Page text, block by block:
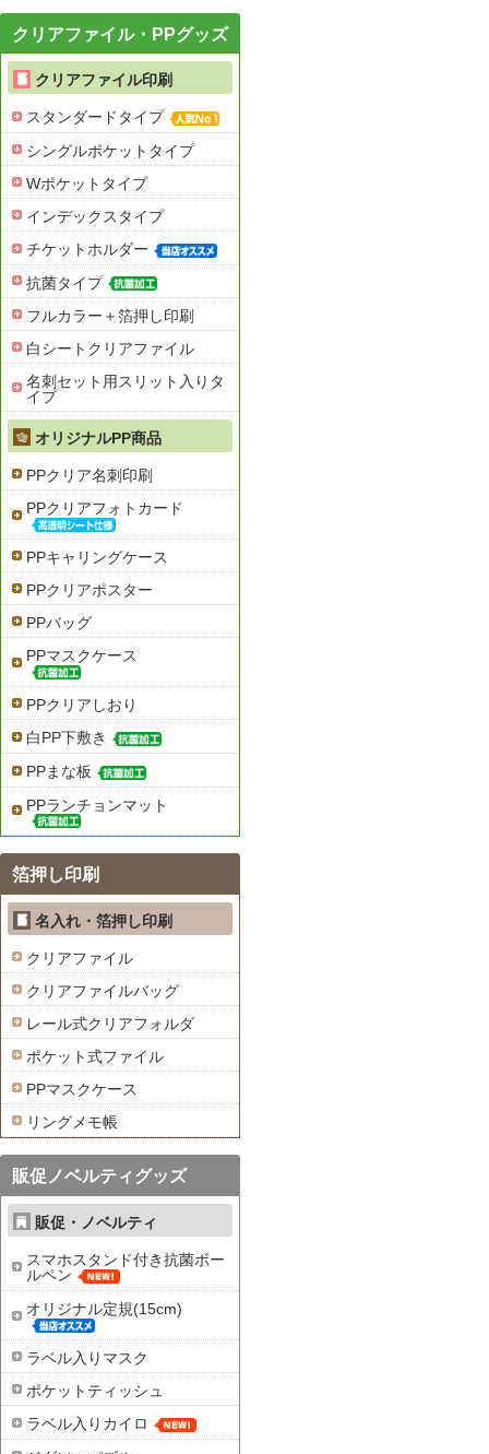
クリアファイル・PPグッズ
クリアファイル印刷
スタンダードタイプ
シングルポケットタイプ
Wポケットタイプ
インデックスタイプ
チケットホルダー
抗菌タイプ
フルカラー＋箔押し印刷
白シートクリアファイル
名刺セット用スリット入りタ
イプ
オリジナルPP商品
PPクリア名刺印刷
PPクリアフォトカード
PPキャリングケース
PPクリアポスター
PPバッグ
PPマスクケース
PPクリアしおり
白PP下敷き
PPまな板
PPランチョンマット
箔押し印刷
名入れ・箔押し印刷
クリアファイル
クリアファイルバッグ
レール式クリアフォルダ
ポケット式ファイル
PPマスクケース
リングメモ帳
販促ノベルティグッズ
販促・ノベルティ
スマホスタンド付き抗菌ボー
ルペン
オリジナル定規(15cm)
ラベル入りマスク
ポケットティッシュ
ラベル入りカイロ